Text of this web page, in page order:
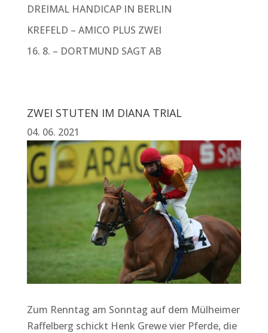
DREIMAL HANDICAP IN BERLIN
KREFELD – AMICO PLUS ZWEI
16. 8. – DORTMUND SAGT AB
ZWEI STUTEN IM DIANA TRIAL
04. 06. 2021
Zum Renntag am Sonntag auf dem Mülheimer
Raffelberg schickt Henk Grewe vier Pferde, die